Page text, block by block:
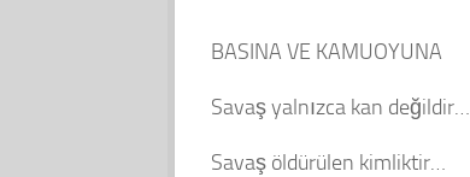
BASINA VE KAMUOYUNA
Savaş yalnızca kan değildir…
Savaş öldürülen kimliktir…